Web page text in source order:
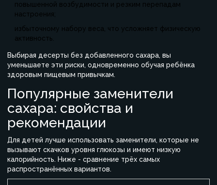
повышенной возбудимости и резким перепадам
настроения;
избыточному набору веса, что усложняет физическую
активность.
Выбирая десерты без добавленного сахара, вы
уменьшаете эти риски, одновременно обучая ребёнка
здоровым пищевым привычкам.
Популярные заменители
сахара: свойства и
рекомендации
Для детей лучше использовать заменители, которые не
вызывают скачков уровня глюкозы и имеют низкую
калорийность. Ниже - сравнение трёх самых
распространённых вариантов.